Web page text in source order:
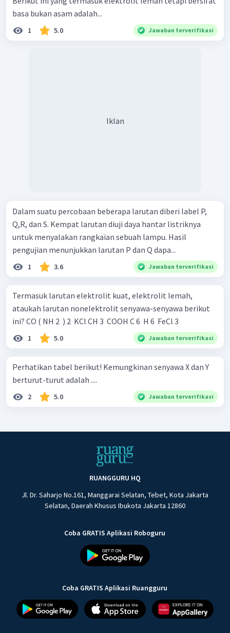
basa bukan asam adalah...
1 5.0 Jawaban terverifikasi
Iklan
Dalam suatu percobaan beberapa larutan diberi label P,
Q,R, dan S. Kempat larutan diuji daya hantar listriknya
untuk menyalakan rangkaian sebuah lampu. Hasil
pengujian menunjukkan larutan P dan Q dapa...
1 3.6 Jawaban terverifikasi
Termasuk larutan elektrolit kuat, elektrolit lemah,
ataukah larutan nonelektrolit senyawa-senyawa berikut
ini? CO ( NH 2 ​ ) 2 ​ KCl CH 3 ​ COOH C 6 ​ H 6 ​ FeCl 3 ​
1 5.0 Jawaban terverifikasi
Perhatikan tabel berikut! Kemungkinan senyawa X dan Y
berturut-turut adalah ....
2 5.0 Jawaban terverifikasi
RUANGGURU HQ
Jl. Dr. Saharjo No.161, Manggarai Selatan, Tebet, Kota Jakarta
Selatan, Daerah Khusus Ibukota Jakarta 12860
Coba GRATIS Aplikasi Roboguru
Coba GRATIS Aplikasi Ruangguru